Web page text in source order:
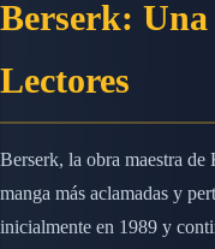
Berserk:
Lectores
Berserk, la obra maestra de
manga más aclamadas y
inicialmente en 1989 y